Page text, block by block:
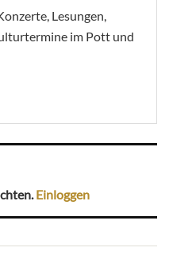
Lesungen,
im Pott und
Einloggen